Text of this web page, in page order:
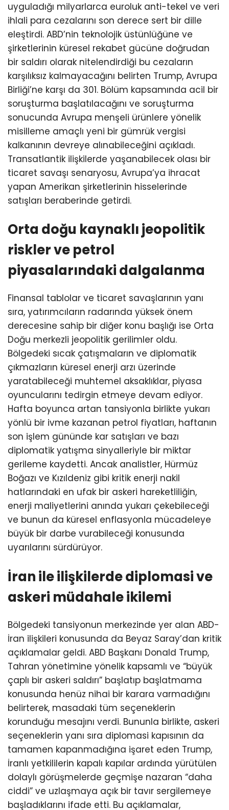
uyguladığı milyarlarca euroluk anti-tekel ve veri
ihlali para cezalarını son derece sert bir dille
eleştirdi. ABD’nin teknolojik üstünlüğüne ve
şirketlerinin küresel rekabet gücüne doğrudan
bir saldırı olarak nitelendirdiği bu cezaların
karşılıksız kalmayacağını belirten Trump, Avrupa
Birliği’ne karşı da 301. Bölüm kapsamında acil bir
soruşturma başlatılacağını ve soruşturma
sonucunda Avrupa menşeli ürünlere yönelik
misilleme amaçlı yeni bir gümrük vergisi
kalkanının devreye alınabileceğini açıkladı.
Transatlantik ilişkilerde yaşanabilecek olası bir
ticaret savaşı senaryosu, Avrupa’ya ihracat
yapan Amerikan şirketlerinin hisselerinde
satışları beraberinde getirdi.
Orta doğu kaynaklı jeopolitik
riskler ve petrol
piyasalarındaki dalgalanma
Finansal tablolar ve ticaret savaşlarının yanı
sıra, yatırımcıların radarında yüksek önem
derecesine sahip bir diğer konu başlığı ise Orta
Doğu merkezli jeopolitik gerilimler oldu.
Bölgedeki sıcak çatışmaların ve diplomatik
çıkmazların küresel enerji arzı üzerinde
yaratabileceği muhtemel aksaklıklar, piyasa
oyuncularını tedirgin etmeye devam ediyor.
Hafta boyunca artan tansiyonla birlikte yukarı
yönlü bir ivme kazanan petrol fiyatları, haftanın
son işlem gününde kar satışları ve bazı
diplomatik yatışma sinyalleriyle bir miktar
gerileme kaydetti. Ancak analistler, Hürmüz
Boğazı ve Kızıldeniz gibi kritik enerji nakil
hatlarındaki en ufak bir askeri hareketliliğin,
enerji maliyetlerini anında yukarı çekebileceği
ve bunun da küresel enflasyonla mücadeleye
büyük bir darbe vurabileceği konusunda
uyarılarını sürdürüyor.
İran ile ilişkilerde diplomasi ve
askeri müdahale ikilemi
Bölgedeki tansiyonun merkezinde yer alan ABD-
İran ilişkileri konusunda da Beyaz Saray’dan kritik
açıklamalar geldi. ABD Başkanı Donald Trump,
Tahran yönetimine yönelik kapsamlı ve “büyük
çaplı bir askeri saldırı” başlatıp başlatmama
konusunda henüz nihai bir karara varmadığını
belirterek, masadaki tüm seçeneklerin
korunduğu mesajını verdi. Bununla birlikte, askeri
seçeneklerin yanı sıra diplomasi kapısının da
tamamen kapanmadığına işaret eden Trump,
İranlı yetkililerin kapalı kapılar ardında yürütülen
dolaylı görüşmelerde geçmişe nazaran “daha
ciddi” ve uzlaşmaya açık bir tavır sergilemeye
başladıklarını ifade etti. Bu açıklamalar,